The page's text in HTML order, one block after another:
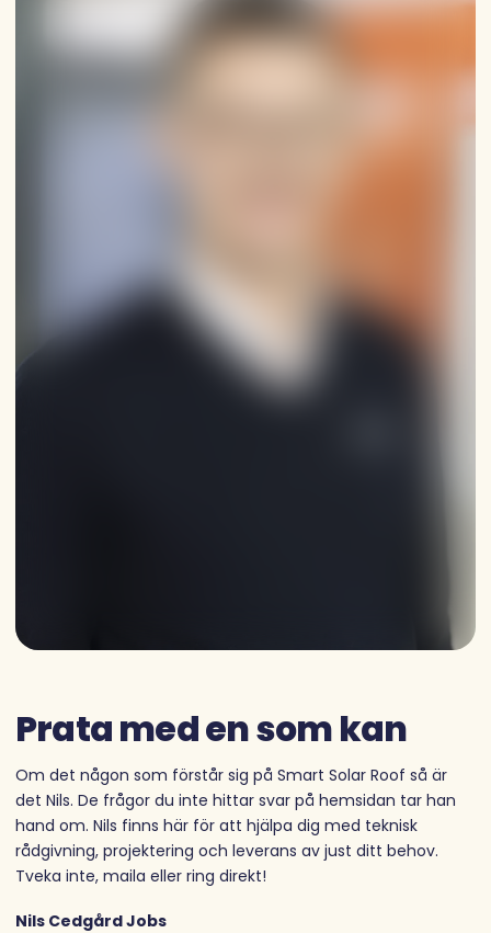
Prata med en som kan
Om det någon som förstår sig på Smart Solar Roof så är
det Nils. De frågor du inte hittar svar på hemsidan tar han
hand om. Nils finns här för att hjälpa dig med teknisk
rådgivning, projektering och leverans av just ditt behov.
Tveka inte, maila eller ring direkt!
Nils Cedgård Jobs